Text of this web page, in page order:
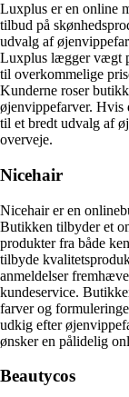
Luxplus er en online
tilbud på
udvalg af
Luxplus lægger vægt
til overkommelige
Kunderne roser
øjenvippefarver. Hvis
til et bredt udvalg af
overveje.
Nicehair
Nicehair er en
Butikken tilbyder et
produkter fra både
tilbyde
anmeldelser
kundeservice.
farver og
udkig efter
ønsker en pålidelig
Beautycos